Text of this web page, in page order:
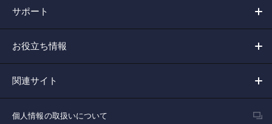
サポート
お役立ち情報
関連サイト
個人情報の取扱いについて